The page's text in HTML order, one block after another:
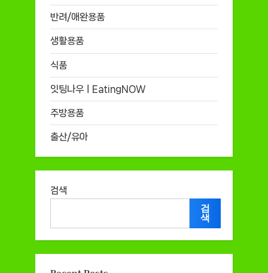
반려/애완용품
생활용품
식품
잇팅나우ㅣEatingNOW
주방용품
출산/유아
검색
검
색